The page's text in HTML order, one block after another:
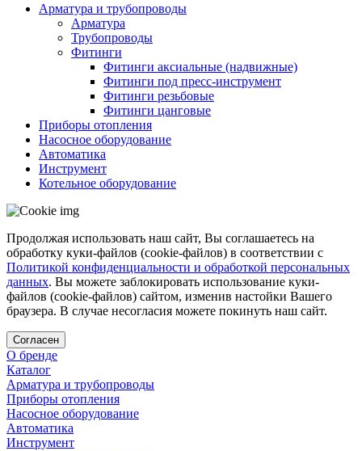
Арматура и трубопроводы
Арматура
Трубопроводы
Фитинги
Фитинги аксиальные (надвижные)
Фитинги под пресс-инструмент
Фитинги резьбовые
Фитинги цанговые
Приборы отопления
Насосное оборудование
Автоматика
Инструмент
Котельное оборудование
Продолжая использовать наш сайт, Вы соглашаетесь на
обработку куки-файлов (cookie-файлов) в соответствии с
Политикой конфиденциальности и обработкой персональных
данных. Вы можете заблокировать использование куки-
файлов (cookie-файлов) сайтом, изменив настойки Вашего
браузера. В случае несогласия можете покинуть наш сайт.
Согласен
О бренде
Каталог
Арматура и трубопроводы
Приборы отопления
Насосное оборудование
Автоматика
Инструмент